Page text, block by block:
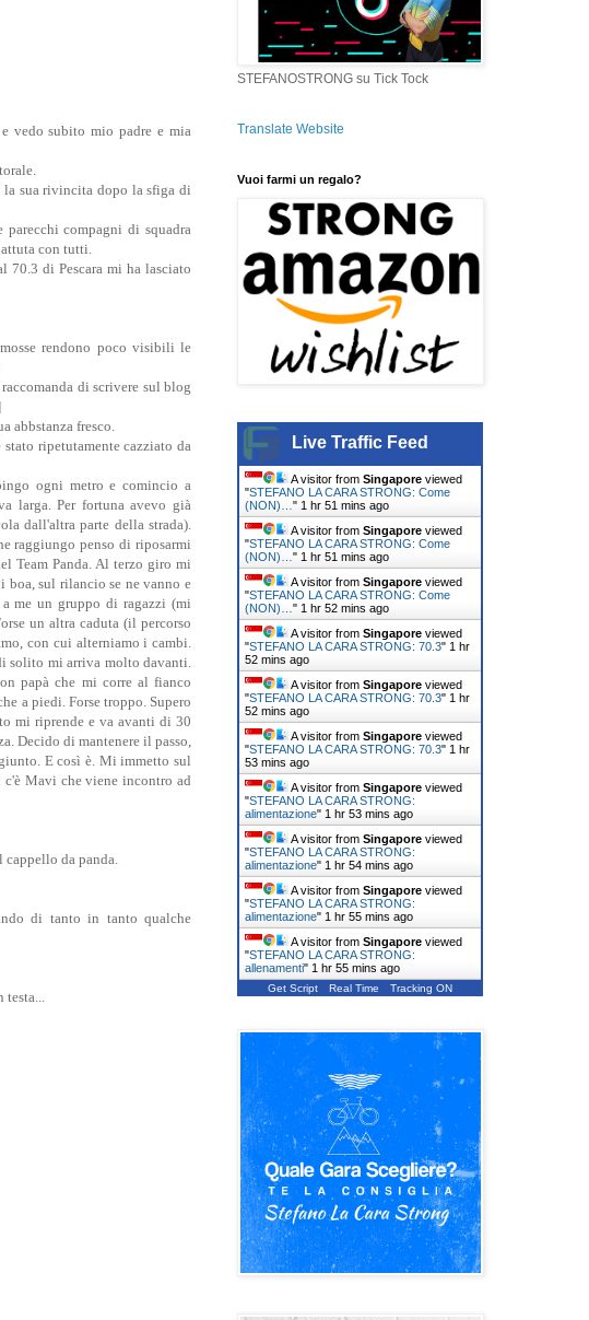
vedo subito mio padre e mia
la sua rivincita dopo la sfiga di
compagni di squadra
con tutti.
70.3 di Pescara mi ha lasciato
rendono poco visibili le
di scrivere sul blog
abbstanza fresco.
ripetutamente cazziato da
ogni metro e comincio a
larga. Per fortuna avevo già
dall'altra parte della strada).
raggiungo penso di riposarmi
Team Panda. Al terzo giro mi
sul rilancio se ne vanno e
me un gruppo di ragazzi (mi
un altra caduta (il percorso
con cui alterniamo i cambi.
solito mi arriva molto davanti.
papà che mi corre al fianco
a piedi. Forse troppo. Supero
mi riprende e va avanti di 30
Decido di mantenere il passo,
E così è. Mi immetto sul
Mavi che viene incontro ad
cappello da panda.
di tanto in tanto qualche
testa...
STEFANOSTRONG su Tick Tock
Translate Website
Vuoi farmi un regalo?
Live Traffic Feed
A visitor from Singapore viewed
"STEFANO LA CARA STRONG: Come
(NON)… " 1 hr 51 mins ago
A visitor from Singapore viewed
"STEFANO LA CARA STRONG: Come
(NON)… " 1 hr 51 mins ago
A visitor from Singapore viewed
"STEFANO LA CARA STRONG: Come
(NON)… " 1 hr 52 mins ago
A visitor from Singapore viewed
"STEFANO LA CARA STRONG: 70.3" 1 hr
52 mins ago
A visitor from Singapore viewed
"STEFANO LA CARA STRONG: 70.3" 1 hr
52 mins ago
A visitor from Singapore viewed
"STEFANO LA CARA STRONG: 70.3" 1 hr
53 mins ago
A visitor from Singapore viewed
"STEFANO LA CARA STRONG:
alimentazione" 1 hr 53 mins ago
A visitor from Singapore viewed
"STEFANO LA CARA STRONG:
alimentazione" 1 hr 54 mins ago
A visitor from Singapore viewed
"STEFANO LA CARA STRONG:
alimentazione" 1 hr 55 mins ago
A visitor from Singapore viewed
"STEFANO LA CARA STRONG:
allenamenti" 1 hr 55 mins ago
Get Script Real Time Tracking ON